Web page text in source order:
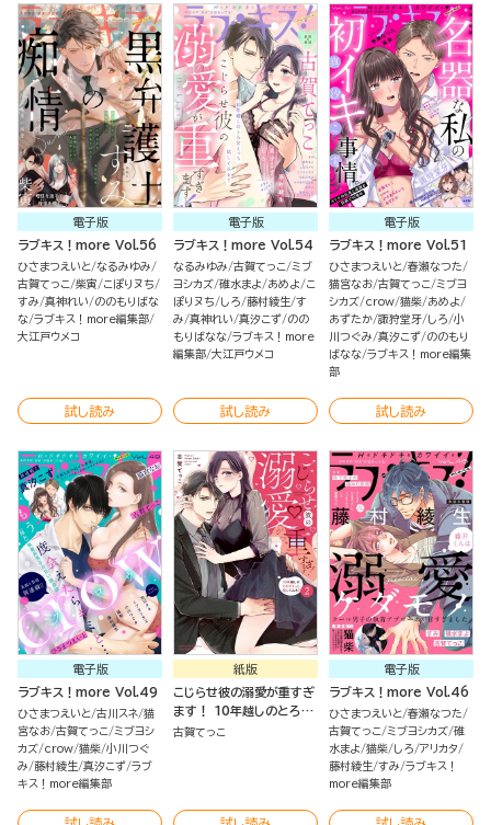
電子版
ラブキス！more Vol.56
ひさまつえいと なるみゆみ
古賀てっこ 柴寅
こぽりヌち
すみ 真神れい
ののもりばな
な ラブキス！more編集部
大江戸ウメコ
試し読み
電子版
ラブキス！more Vol.54
なるみゆみ 古賀てっこ ミブ
ヨシカズ 碓水まよ あめよ
こ
ぽりヌち
しろ 藤村綾生 す
み 真神れい 真汐こず のの
もりばなな ラブキス！more
編集部 大江戸ウメコ
試し読み
電子版
ラブキス！more Vol.51
ひさまつえいと 春瀬なつた
猫宮なお 古賀てっこ ミブヨ
シカズ crow 猫柴 あめよ
あずたか 諏狩堂牙 しろ 小
川つぐみ 真汐こず ののもり
ばなな ラブキス！more編集
部
試し読み
電子版
ラブキス！more Vol.49
ひさまつえいと 古川スネ 猫
宮なお 古賀てっこ ミブヨシ
カズ crow 猫柴 小川つぐ
み 藤村綾生 真汐こず ラブ
キス！more編集部
紙版
こじらせ彼の溺愛が重すぎ
ます！ 10年越しのとろ甘
えっち試してみる？ （2）
古賀てっこ
電子版
ラブキス！more Vol.46
ひさまつえいと 春瀬なつた
古賀てっこ ミブヨシカズ 碓
水まよ 猫柴 しろ アリカタ
藤村綾生 すみ ラブキス！
more編集部